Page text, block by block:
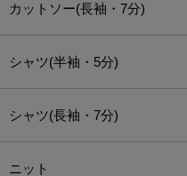
カットソー(長袖・7分)
シャツ(半袖・5分)
シャツ(長袖・7分)
ニット